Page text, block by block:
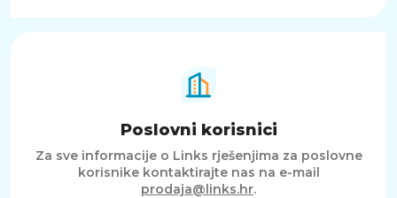
Poslovni korisnici
Za sve informacije o Links rješenjima za poslovne
korisnike kontaktirajte nas na e-mail
prodaja@links.hr.